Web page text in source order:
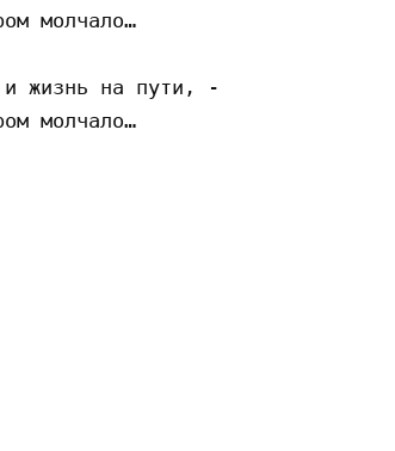
молчало…
и жизнь на пути, -
молчало…